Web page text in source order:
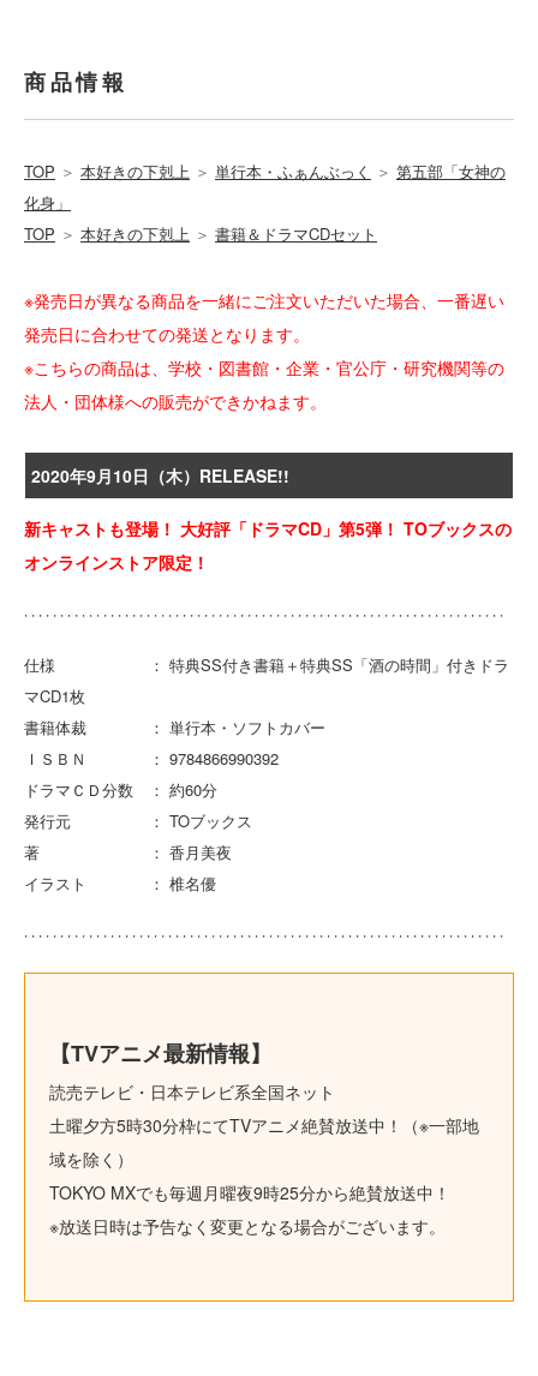
商品情報
TOP ＞ 本好きの下剋上 ＞ 単行本・ふぁんぶっく ＞ 第五部「女神の
化身」
TOP ＞ 本好きの下剋上 ＞ 書籍＆ドラマCDセット
※発売日が異なる商品を一緒にご注文いただいた場合、一番遅い
発売日に合わせての発送となります。
※こちらの商品は、学校・図書館・企業・官公庁・研究機関等の
法人・団体様への販売ができかねます。
2020年9月10日（木）RELEASE!!
新キャストも登場！ 大好評「ドラマCD」第5弾！ TOブックスの
オンラインストア限定！
仕様 ： 特典SS付き書籍＋特典SS「酒の時間」付きドラ
マCD1枚
書籍体裁 ： 単行本・ソフトカバー
ＩＳＢＮ ： 9784866990392
ドラマＣＤ分数 ： 約60分
発行元 ： TOブックス
著 ： 香月美夜
イラスト ： 椎名優
【TVアニメ最新情報】
読売テレビ・日本テレビ系全国ネット
土曜夕方5時30分枠にてTVアニメ絶賛放送中！（※一部地
域を除く）
TOKYO MXでも毎週月曜夜9時25分から絶賛放送中！
※放送日時は予告なく変更となる場合がございます。